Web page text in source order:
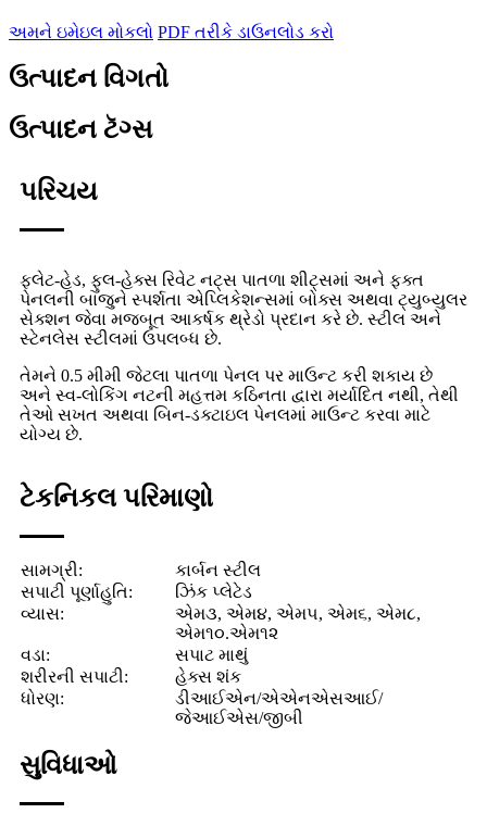
અમને ઇમેઇલ મોકલો PDF તરીકે ડાઉનલોડ કરો
ઉત્પાદન વિગતો
ઉત્પાદન ટૅગ્સ
પરિચય
ફ્લેટ-હેડ, ફુલ-હેક્સ રિવેટ નટ્સ પાતળા શીટ્સમાં અને ફક્ત
પેનલની બાજુને સ્પર્શતા એપ્લિકેશન્સમાં બોક્સ અથવા ટ્યુબ્યુલર
સેક્શન જેવા મજબૂત આકર્ષક થ્રેડો પ્રદાન કરે છે. સ્ટીલ અને
સ્ટેનલેસ સ્ટીલમાં ઉપલબ્ધ છે.
તેમને 0.5 મીમી જેટલા પાતળા પેનલ પર માઉન્ટ કરી શકાય છે
અને સ્વ-લોકિંગ નટની મહત્તમ કઠિનતા દ્વારા મર્યાદિત નથી, તેથી
તેઓ સખત અથવા બિન-ડક્ટાઇલ પેનલમાં માઉન્ટ કરવા માટે
યોગ્ય છે.
ટેકનિકલ પરિમાણો
સામગ્રી:
કાર્બન સ્ટીલ
સપાટી પૂર્ણાહુતિ:
ઝિંક પ્લેટેડ
વ્યાસ:
એમ૩, એમ૪, એમ૫, એમ૬, એમ૮,
એમ૧૦.એમ૧૨
વડા:
સપાટ માથું
શરીરની સપાટી:
હેક્સ શંક
ધોરણ:
ડીઆઈએન/એએનએસઆઈ/
જેઆઈએસ/જીબી
સુવિધાઓ